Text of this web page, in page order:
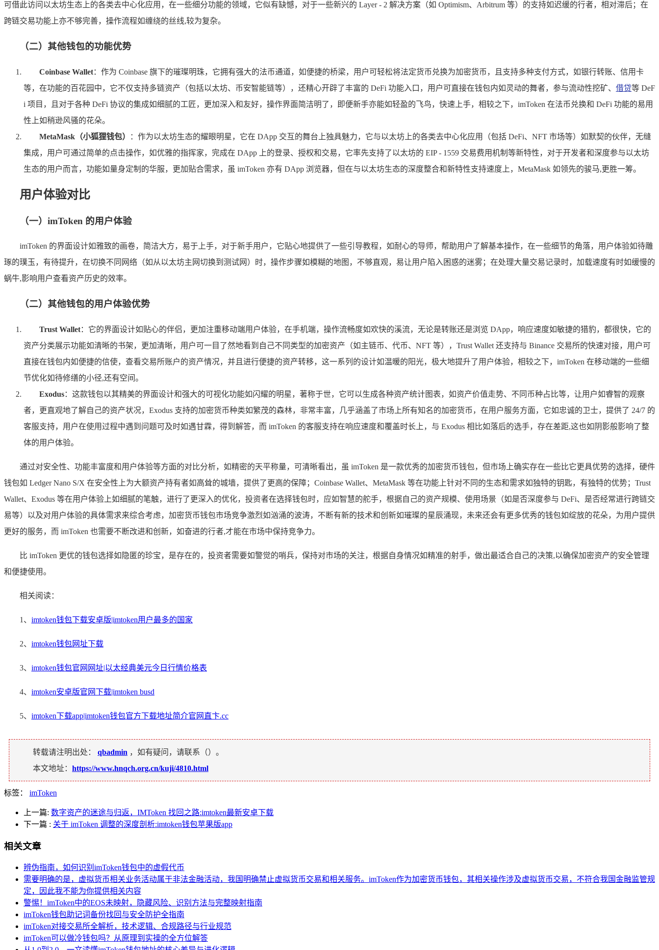
可借此访问以太坊生态上的各类去中心化应用，在一些细分功能的领域，它似有缺憾，对于一些新兴的 Layer - 2 解决方案（如 Optimism、Arbitrum 等）的支持如迟缓的行者，相对滞后；在
跨链交易功能上亦不够完善，操作流程如缠绕的丝线,较为复杂。
（二）其他钱包的功能优势
Coinbase Wallet：作为 Coinbase 旗下的璀璨明珠，它拥有强大的法币通道，如便捷的桥梁，用户可轻松将法定货币兑换为加密货币，且支持多种支付方式，如银行转账、信用卡
等，在功能的百花园中，它不仅支持多链资产（包括以太坊、币安智能链等），还精心开辟了丰富的 DeFi 功能入口，用户可直接在钱包内如灵动的舞者，参与流动性挖矿、 借贷等 DeF
i 项目，且对于各种 DeFi 协议的集成如细腻的工匠，更加深入和友好，操作界面简洁明了，即便新手亦能如轻盈的飞鸟，快速上手，相较之下，imToken 在法币兑换和 DeFi 功能的易用
性上如稍逊风骚的花朵。
MetaMask（小狐狸钱包）
：作为以太坊生态的耀眼明星，它在 DApp 交互的舞台上独具魅力，它与以太坊上的各类去中心化应用（包括 DeFi、NFT 市场等）如默契的伙伴，无缝
集成，用户可通过简单的点击操作，如优雅的指挥家，完成在 DApp 上的登录、授权和交易，它率先支持了以太坊的 EIP - 1559 交易费用机制等新特性，对于开发者和深度参与以太坊
生态的用户而言，功能如量身定制的华服，更加贴合需求，虽 imToken 亦有 DApp 浏览器，但在与以太坊生态的深度整合和新特性支持速度上，MetaMask 如领先的骏马,更胜一筹。
用户体验对比
（一）imToken 的用户体验
imToken 的界面设计如雅致的画卷，简洁大方，易于上手，对于新手用户，它贴心地提供了一些引导教程，如耐心的导师，帮助用户了解基本操作，在一些细节的角落，用户体验如待雕
琢的璞玉，有待提升，在切换不同网络（如从以太坊主网切换到测试网）时，操作步骤如模糊的地图，不够直观，易让用户陷入困惑的迷雾；在处理大量交易记录时，加载速度有时如缓慢的
蜗牛,影响用户查看资产历史的效率。
（二）其他钱包的用户体验优势
Trust Wallet：它的界面设计如贴心的伴侣，更加注重移动端用户体验，在手机端，操作流畅度如欢快的溪流，无论是转账还是浏览 DApp，响应速度如敏捷的猎豹，都很快，它的
资产分类展示功能如清晰的书架，更加清晰，用户可一目了然地看到自己不同类型的加密资产（如主链币、代币、NFT 等），Trust Wallet 还支持与 Binance 交易所的快速对接，用户可
直接在钱包内如便捷的信使，查看交易所账户的资产情况，并且进行便捷的资产转移，这一系列的设计如温暖的阳光，极大地提升了用户体验，相较之下，imToken 在移动端的一些细
节优化如待修缮的小径,还有空间。
Exodus：这款钱包以其精美的界面设计和强大的可视化功能如闪耀的明星，著称于世，它可以生成各种资产统计图表，如资产价值走势、不同币种占比等，让用户如睿智的观察
者，更直观地了解自己的资产状况，Exodus 支持的加密货币种类如繁茂的森林，非常丰富，几乎涵盖了市场上所有知名的加密货币，在用户服务方面，它如忠诚的卫士，提供了 24/7 的
客服支持，用户在使用过程中遇到问题可及时如遇甘霖，得到解答，而 imToken 的客服支持在响应速度和覆盖时长上，与 Exodus 相比如落后的选手，存在差距,这也如阴影般影响了整
体的用户体验。
通过对安全性、功能丰富度和用户体验等方面的对比分析，如精密的天平称量，可清晰看出，虽 imToken 是一款优秀的加密货币钱包，但市场上确实存在一些比它更具优势的选择，硬件
钱包如 Ledger Nano S/X 在安全性上为大额资产持有者如高耸的城墙，提供了更高的保障；Coinbase Wallet、MetaMask 等在功能上针对不同的生态和需求如独特的钥匙，有独特的优势；Trust
Wallet、Exodus 等在用户体验上如细腻的笔触，进行了更深入的优化，投资者在选择钱包时，应如智慧的舵手，根据自己的资产规模、使用场景（如是否深度参与 DeFi、是否经常进行跨链交
易等）以及对用户体验的具体需求来综合考虑，加密货币钱包市场竞争激烈如汹涌的波涛，不断有新的技术和创新如璀璨的星辰涌现，未来还会有更多优秀的钱包如绽放的花朵，为用户提供
更好的服务，而 imToken 也需要不断改进和创新，如奋进的行者,才能在市场中保持竞争力。
比 imToken 更优的钱包选择如隐匿的珍宝，是存在的，投资者需要如警觉的哨兵，保持对市场的关注，根据自身情况如精准的射手，做出最适合自己的决策,以确保加密资产的安全管理
和便捷使用。
相关阅读：
1、 imtoken钱包下载安卓版|imtoken用户最多的国家
2、 imtoken钱包网址下载
3、 imtoken钱包官网网址|以太经典美元今日行情价格表
4、 imtoken安卓版官网下载|imtoken busd
5、 imtoken下载app|imtoken钱包官方下载地址简介官网直卞.cc
转载请注明出处： qbadmin ，如有疑问，请联系（）。
本文地址： https://www.hnqch.org.cn/kuji/4810.html
标签： imToken
上一篇: 数字资产的迷途与归返，IMToken 找回之路:imtoken最新安卓下载
下一篇 : 关于 imToken 调整的深度剖析:imtoken钱包苹果版app
相关文章
辨伪指南，如何识别imToken钱包中的虚假代币
需要明确的是，虚拟货币相关业务活动属于非法金融活动，我国明确禁止虚拟货币交易和相关服务。imToken作为加密货币钱包，其相关操作涉及虚拟货币交易，不符合我国金融监管规
定，因此我不能为你提供相关内容
警惕！imToken中的EOS未映射，隐藏风险、识别方法与完整映射指南
imToken钱包助记词备份找回与安全防护全指南
imToken对接交易所全解析，技术逻辑、合规路径与行业规范
imToken可以做冷钱包吗？从原理到实操的全方位解答